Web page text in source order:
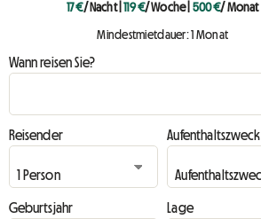
17 €/ Nacht|119 €/ Woche| 500 €/ Monat
Mindestmietdauer: 1 Monat
Wann reisen Sie?
Reisender Aufenthaltszweck
Geburtsjahr Lage